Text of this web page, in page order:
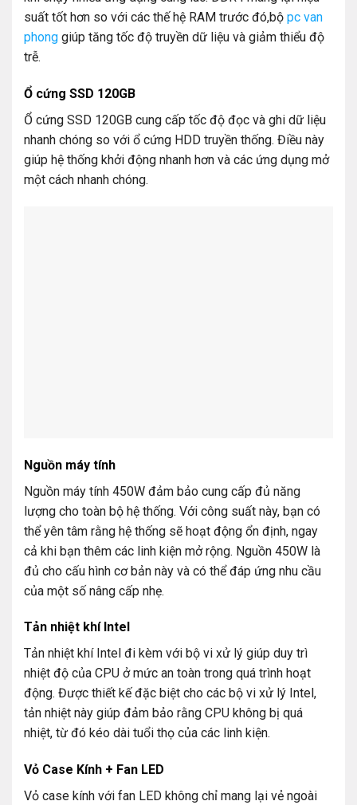
suất tốt hơn so với các thế hệ RAM trước đó,bộ pc van
phong giúp tăng tốc độ truyền dữ liệu và giảm thiểu độ
trễ.
Ổ cứng SSD 120GB
Ổ cứng SSD 120GB cung cấp tốc độ đọc và ghi dữ liệu
nhanh chóng so với ổ cứng HDD truyền thống. Điều này
giúp hệ thống khởi động nhanh hơn và các ứng dụng mở
một cách nhanh chóng.
Nguồn máy tính
Nguồn máy tính 450W đảm bảo cung cấp đủ năng
lượng cho toàn bộ hệ thống. Với công suất này, bạn có
thể yên tâm rằng hệ thống sẽ hoạt động ổn định, ngay
cả khi bạn thêm các linh kiện mở rộng. Nguồn 450W là
đủ cho cấu hình cơ bản này và có thể đáp ứng nhu cầu
của một số nâng cấp nhẹ.
Tản nhiệt khí Intel
Tản nhiệt khí Intel đi kèm với bộ vi xử lý giúp duy trì
nhiệt độ của CPU ở mức an toàn trong quá trình hoạt
động. Được thiết kế đặc biệt cho các bộ vi xử lý Intel,
tản nhiệt này giúp đảm bảo rằng CPU không bị quá
nhiệt, từ đó kéo dài tuổi thọ của các linh kiện.
Vỏ Case Kính + Fan LED
Vỏ case kính với fan LED không chỉ mang lại vẻ ngoài